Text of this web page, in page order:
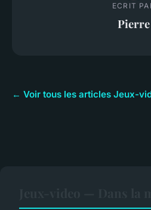
ECRIT
Pierre
← Voir tous les articles Jeux-